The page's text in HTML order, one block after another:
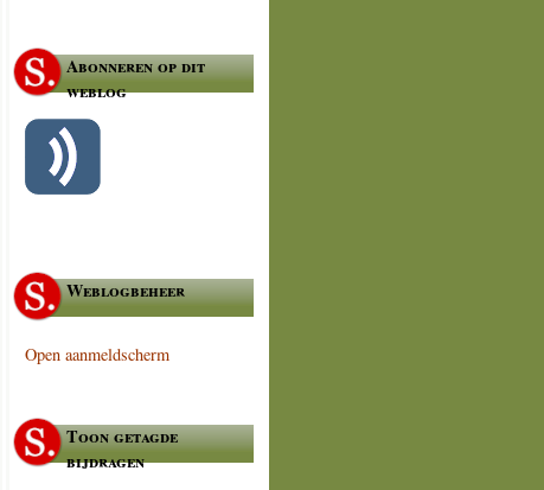
Abonneren op dit
weblog
Weblogbeheer
Open aanmeldscherm
Toon getagde
bijdragen